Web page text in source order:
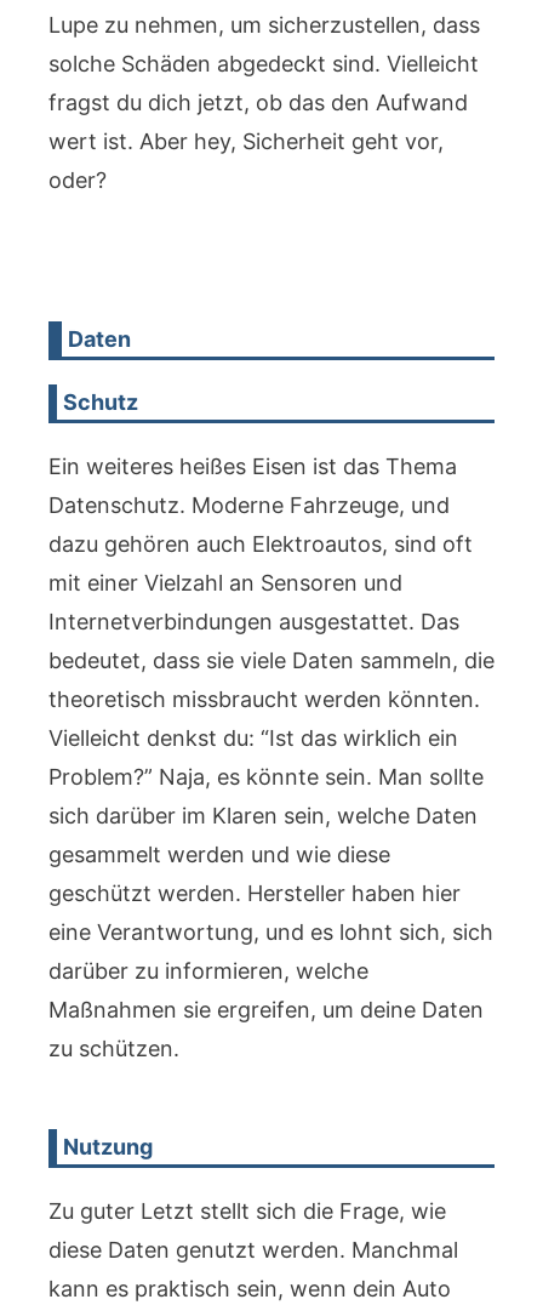
Lupe zu nehmen, um sicherzustellen, dass
solche Schäden abgedeckt sind. Vielleicht
fragst du dich jetzt, ob das den Aufwand
wert ist. Aber hey, Sicherheit geht vor,
oder?
Daten
Schutz
Ein weiteres heißes Eisen ist das Thema
Datenschutz. Moderne Fahrzeuge, und
dazu gehören auch Elektroautos, sind oft
mit einer Vielzahl an Sensoren und
Internetverbindungen ausgestattet. Das
bedeutet, dass sie viele Daten sammeln, die
theoretisch missbraucht werden könnten.
Vielleicht denkst du: “Ist das wirklich ein
Problem?” Naja, es könnte sein. Man sollte
sich darüber im Klaren sein, welche Daten
gesammelt werden und wie diese
geschützt werden. Hersteller haben hier
eine Verantwortung, und es lohnt sich, sich
darüber zu informieren, welche
Maßnahmen sie ergreifen, um deine Daten
zu schützen.
Nutzung
Zu guter Letzt stellt sich die Frage, wie
diese Daten genutzt werden. Manchmal
kann es praktisch sein, wenn dein Auto